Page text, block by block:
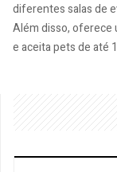
diferentes salas de
Além disso, oferece
e aceita pets de até